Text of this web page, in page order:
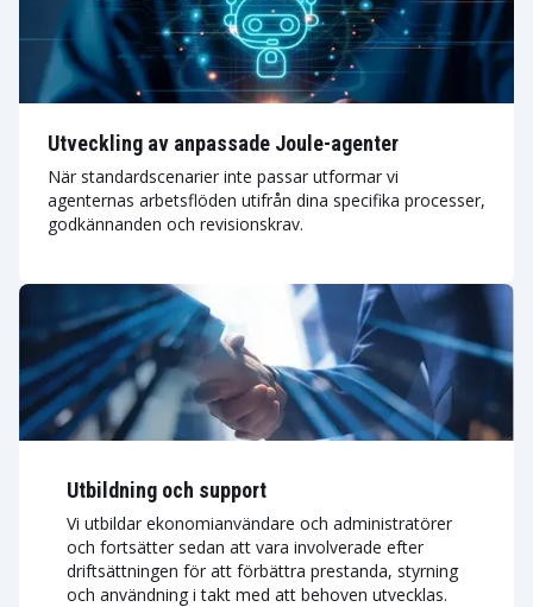
Utveckling av anpassade Joule-agenter
När standardscenarier inte passar utformar vi
agenternas arbetsflöden utifrån dina specifika processer,
godkännanden och revisionskrav.
Utbildning och support
Vi utbildar ekonomianvändare och administratörer
och fortsätter sedan att vara involverade efter
driftsättningen för att förbättra prestanda, styrning
och användning i takt med att behoven utvecklas.